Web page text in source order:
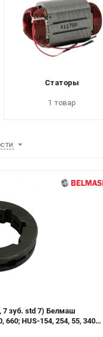
Статоры
1 товар
7 зуб. std 7) Белмаш
660; HUS-154, 254, 55, 340,